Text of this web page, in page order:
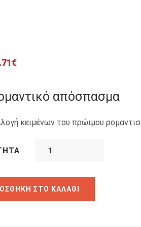
€Η
είναι:
3.71€.
απόσπασμα
κειμένων του πρώιμου
ΣΤΟ ΚΑΛΆΘΙ